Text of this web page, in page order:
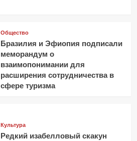
Общество
Бразилия и Эфиопия подписали
меморандум о
взаимопонимании для
расширения сотрудничества в
сфере туризма
Культура
Редкий изабелловый скакун